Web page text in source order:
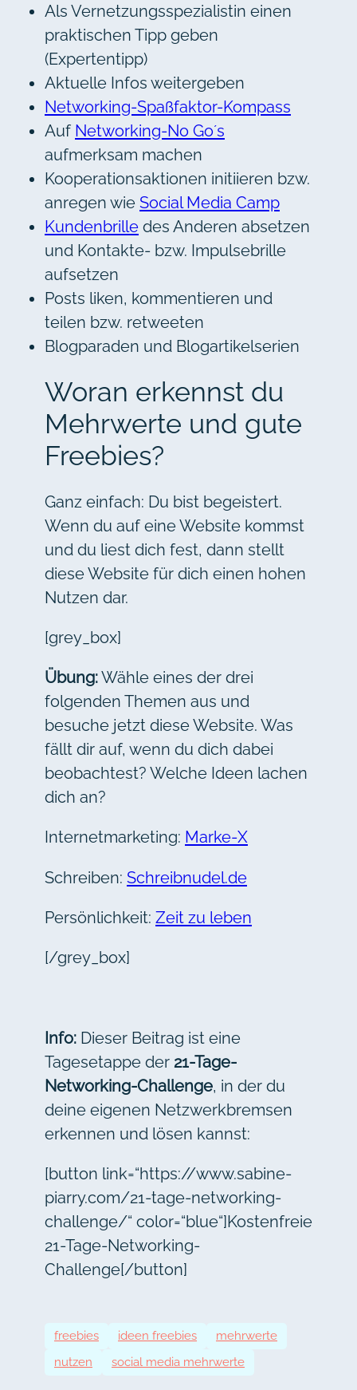
Als Vernetzungsspezialistin einen
praktischen Tipp geben
(Expertentipp)
Aktuelle Infos weitergeben
Networking-Spaßfaktor-Kompass
Auf Networking-No Go´s
aufmerksam machen
Kooperationsaktionen initiieren bzw.
anregen wie Social Media Camp
Kundenbrille des Anderen absetzen
und Kontakte- bzw. Impulsebrille
aufsetzen
Posts liken, kommentieren und
teilen bzw. retweeten
Blogparaden und Blogartikelserien
Woran erkennst du
Mehrwerte und gute
Freebies?
Ganz einfach: Du bist begeistert.
Wenn du auf eine Website kommst
und du liest dich fest, dann stellt
diese Website für dich einen hohen
Nutzen dar.
[grey_box]
Übung:Wähle eines der drei
folgenden Themen aus und
besuche jetzt diese Website. Was
fällt dir auf, wenn du dich dabei
beobachtest? Welche Ideen lachen
dich an?
Internetmarketing: Marke-X
Schreiben: Schreibnudel.de
Persönlichkeit: Zeit zu leben
[/grey_box]
Info: Dieser Beitrag ist eine
Tagesetappe der 21-Tage-
Networking-Challenge, in der du
deine eigenen Netzwerkbremsen
erkennen und lösen kannst:
[button link=“https://www.sabine-
piarry.com/21-tage-networking-
challenge/“ color=“blue“]Kostenfreie
21-Tage-Networking-
Challenge[/button]
freebies ideen freebies
mehrwerte
nutzen
social media mehrwerte